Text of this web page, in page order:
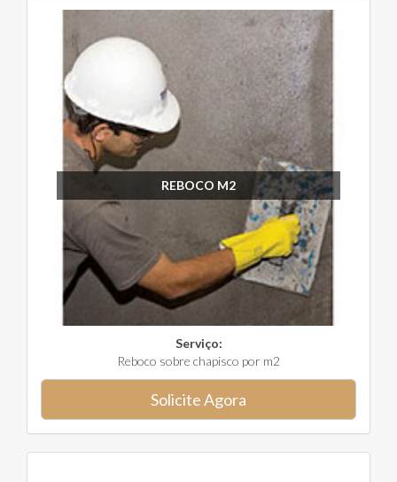
REBOCO M2
Serviço:
Reboco sobre chapisco por m2
Solicite Agora